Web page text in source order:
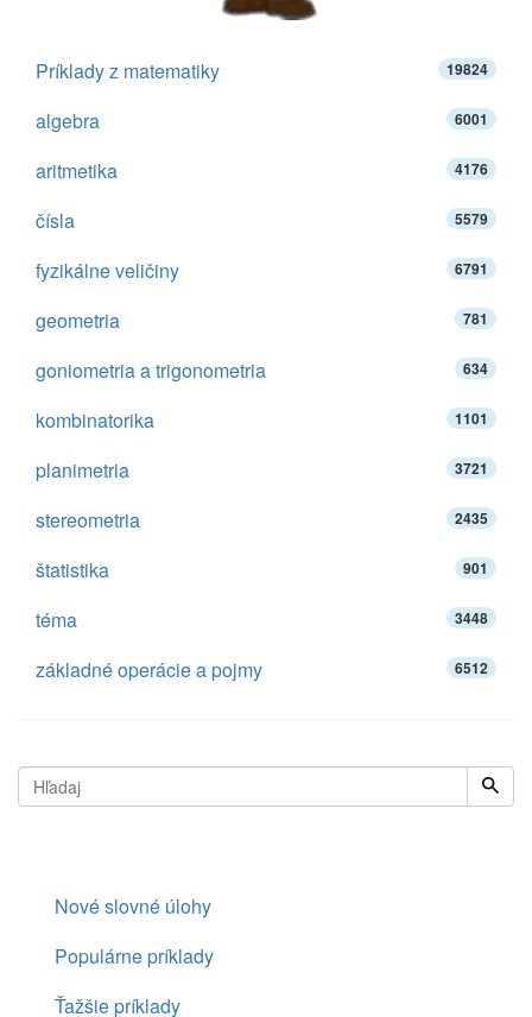
Príklady z matematiky 19824
algebra 6001
aritmetika 4176
čísla 5579
fyzikálne veličiny 6791
geometria 781
goniometria a trigonometria 634
kombinatorika 1101
planimetria 3721
stereometria 2435
štatistika 901
téma 3448
základné operácie a pojmy 6512
Nové slovné úlohy
Populárne príklady
Ťažšie príklady